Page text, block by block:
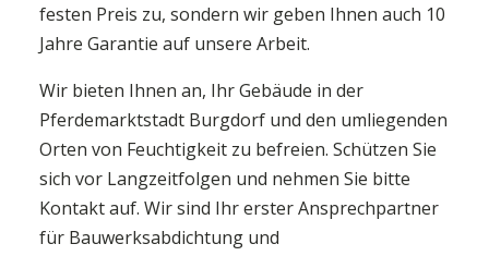
festen Preis zu, sondern wir geben Ihnen auch 10
Jahre Garantie auf unsere Arbeit.
Wir bieten Ihnen an, Ihr Gebäude in der
Pferdemarktstadt Burgdorf und den umliegenden
Orten von Feuchtigkeit zu befreien. Schützen Sie
sich vor Langzeitfolgen und nehmen Sie bitte
Kontakt auf. Wir sind Ihr erster Ansprechpartner
für Bauwerksabdichtung und